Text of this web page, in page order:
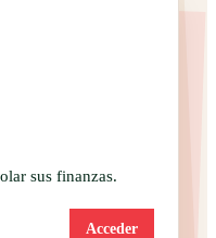
sus finanzas.
Acceder